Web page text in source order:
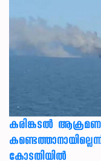
കരിങ്കടൽ
കോടതിയിൽ